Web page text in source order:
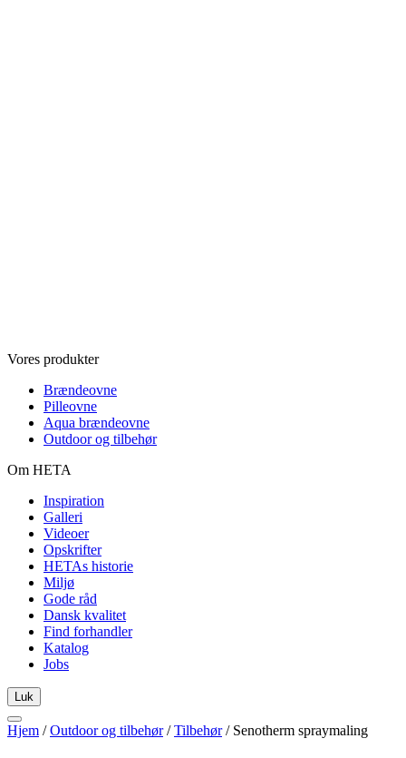
Vores produkter
Brændeovne
Pilleovne
Aqua brændeovne
Outdoor og tilbehør
Om HETA
Inspiration
Galleri
Videoer
Opskrifter
HETAs historie
Miljø
Gode råd
Dansk kvalitet
Find forhandler
Katalog
Jobs
Luk
Hjem / Outdoor og tilbehør / Tilbehør / Senotherm spraymaling